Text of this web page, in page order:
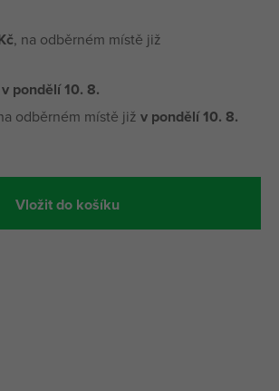
, na odběrném místě již
v pondělí 10. 8.
odběrném místě již v pondělí 10. 8.
Vložit do košíku